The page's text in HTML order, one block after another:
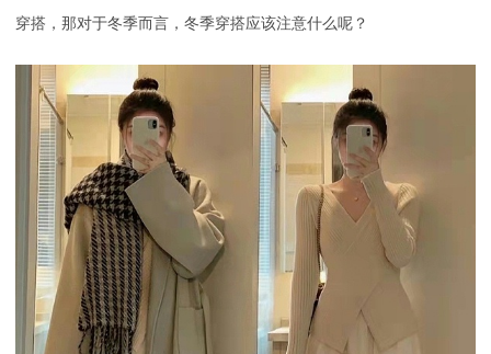
穿搭，那对于冬季而言，冬季穿搭应该注意什么呢？